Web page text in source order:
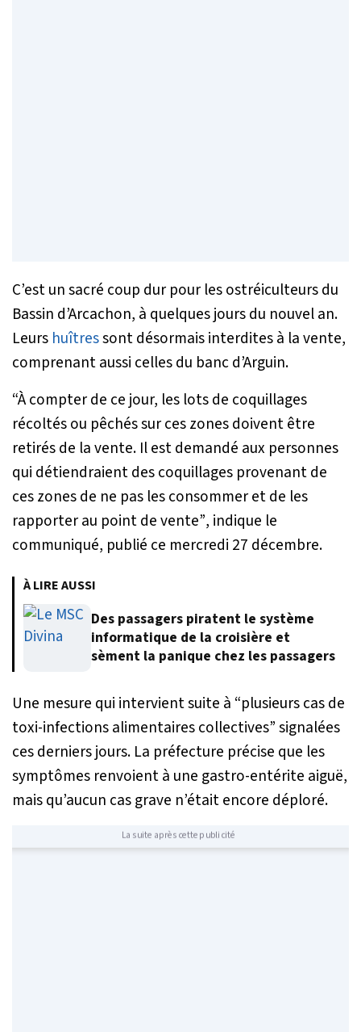
C’est un sacré coup dur pour les ostréiculteurs du
Bassin d’Arcachon, à quelques jours du nouvel an.
Leurs huîtressont désormais interdites à la vente,
comprenant aussi celles du banc d’Arguin.
“À compter de ce jour, les lots de coquillages
récoltés ou pêchés sur ces zones doivent être
retirés de la vente. Il est demandé aux personnes
qui détiendraient des coquillages provenant de
ces zones de ne pas les consommer et de les
rapporter au point de vente”, indique le
communiqué, publié ce mercredi 27 décembre.
À LIRE AUSSI
Des passagers piratent le système
informatique de la croisière et
sèment la panique chez les passagers
Une mesure qui intervient suite à “plusieurs cas de
toxi-infections alimentaires collectives”signalées
ces derniers jours. La préfecture précise que les
symptômes renvoient à une gastro-entérite aiguë,
mais qu’aucun cas grave n’était encore déploré.
La suite après cette publicité